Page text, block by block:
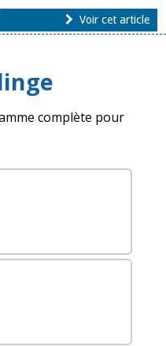
Voir cet article
complète pour